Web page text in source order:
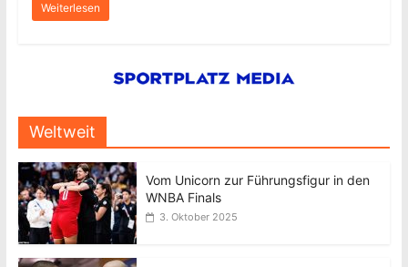
Weiterlesen
Weltweit
Vom Unicorn zur Führungsfigur in den
WNBA Finals
3. Oktober 2025